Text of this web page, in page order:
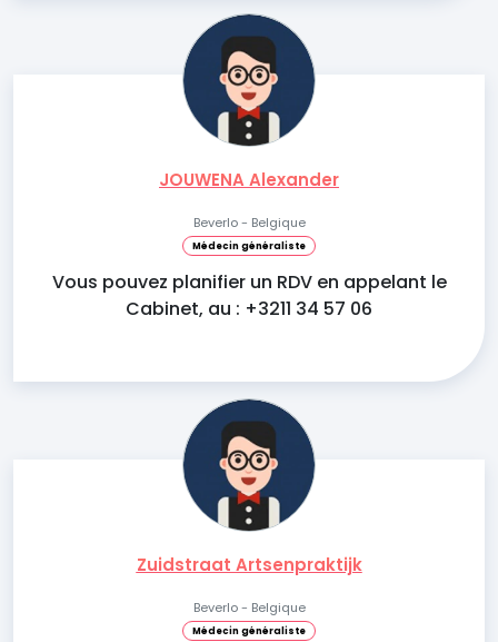
JOUWENA Alexander
Beverlo - Belgique
Médecin généraliste
Vous pouvez planifier un RDV en appelant le
Cabinet, au : +3211 34 57 06
Zuidstraat Artsenpraktijk
Beverlo - Belgique
Médecin généraliste